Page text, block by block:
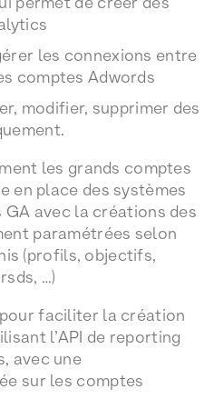
les connexions entre
comptes Adwords
modifier, supprimer des
les grands comptes
en place des systèmes
avec la créations des
paramétrées selon
(profils, objectifs,
…)
faciliter la création
l’API de reporting
avec une
sur les comptes